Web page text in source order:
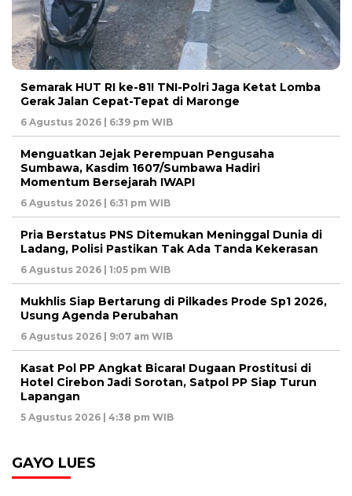
Semarak HUT RI ke-81! TNI-Polri Jaga Ketat Lomba
Gerak Jalan Cepat-Tepat di Maronge
6 Agustus 2026 | 6:39 pm WIB
Menguatkan Jejak Perempuan Pengusaha
Sumbawa, Kasdim 1607/Sumbawa Hadiri
Momentum Bersejarah IWAPI
6 Agustus 2026 | 6:31 pm WIB
Pria Berstatus PNS Ditemukan Meninggal Dunia di
Ladang, Polisi Pastikan Tak Ada Tanda Kekerasan
6 Agustus 2026 | 1:05 pm WIB
Mukhlis Siap Bertarung di Pilkades Prode Sp1 2026,
Usung Agenda Perubahan
6 Agustus 2026 | 9:07 am WIB
Kasat Pol PP Angkat Bicara! Dugaan Prostitusi di
Hotel Cirebon Jadi Sorotan, Satpol PP Siap Turun
Lapangan
5 Agustus 2026 | 4:38 pm WIB
GAYO LUES